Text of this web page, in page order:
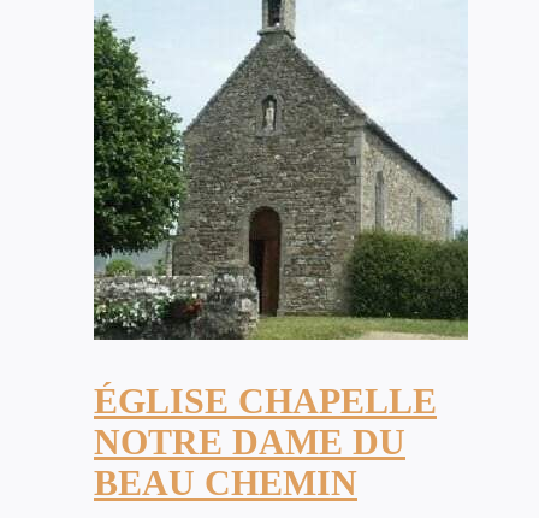
ÉGLISE CHAPELLE
NOTRE DAME DU
BEAU CHEMIN